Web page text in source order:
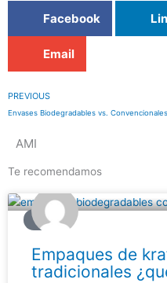
Facebook
Email
Prev
PREVIOUS
AMI
Te recomendamos
BLOG
Empaques de
tradicionales